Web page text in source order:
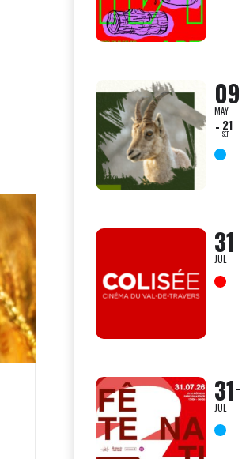
09
MAY
21
SEP
31
JUL
31
JUL